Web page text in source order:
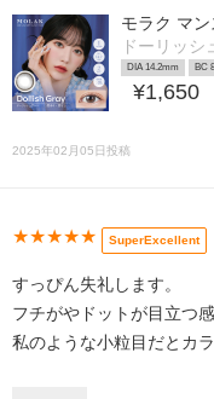
モラク マン
ドーリッシ
DIA 14.2mm BC
¥1,650
2025年02月05日投稿
★★★★★ SuperExcellent
すっぴん失礼します。
フチがやドットが目立つ
私のような小粒目だとカ